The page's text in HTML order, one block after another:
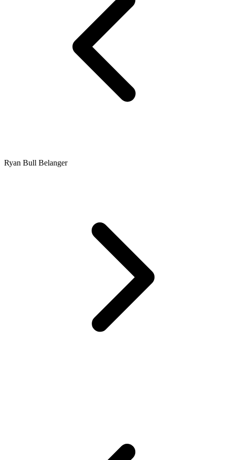
Ryan Bull Belanger